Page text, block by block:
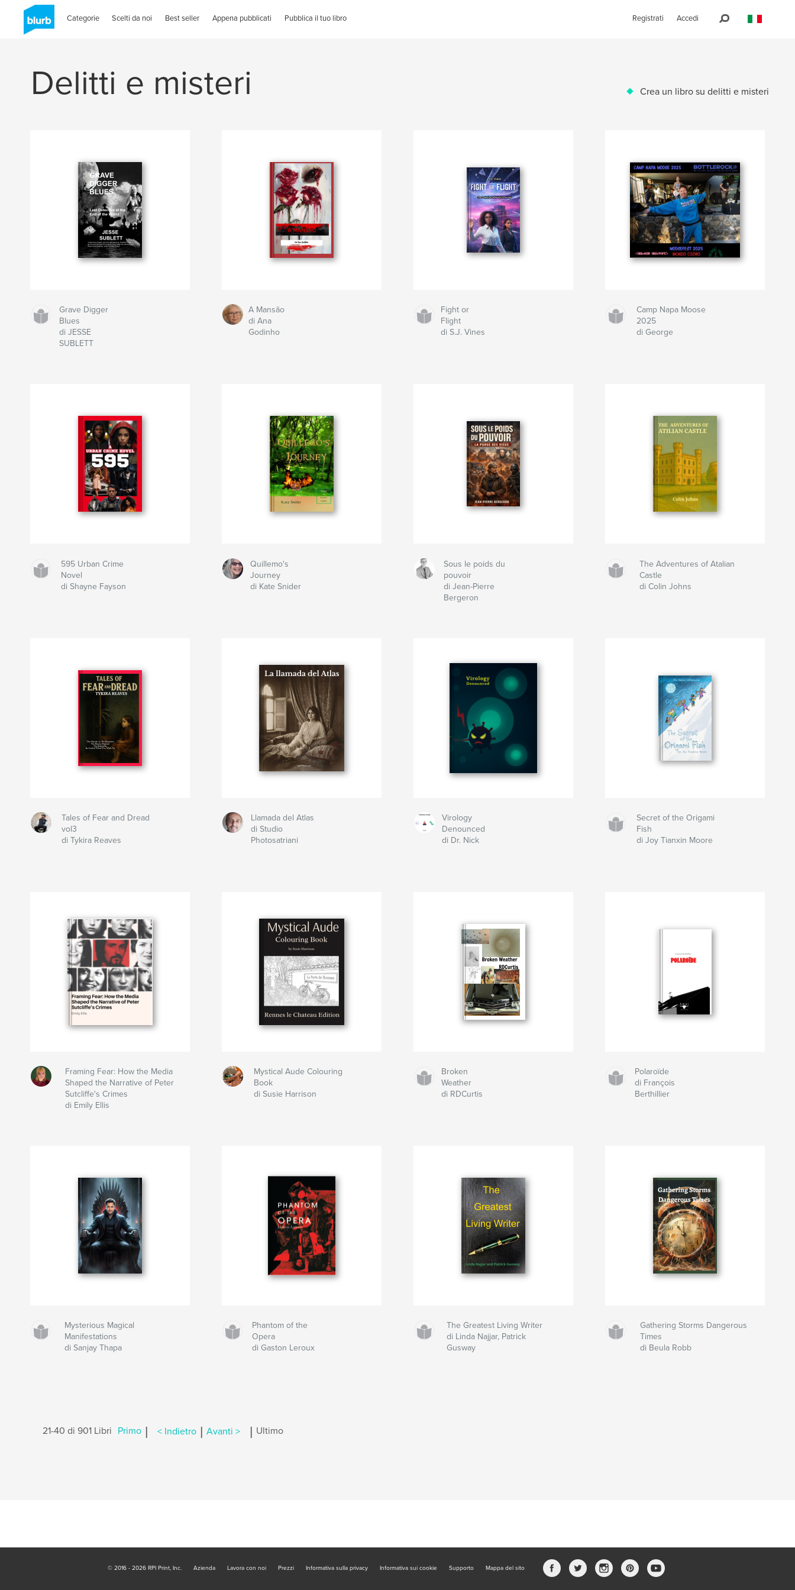
Categorie Scelti da noi Best seller Appena pubblicati Pubblica il tuo libro Registrati Accedi
Delitti e misteri Crea un libro su delitti e misteri
Grave Digger
Blues
di JESSE
SUBLETT
A Mansão
di Ana
Godinho
Fight or
Flight
di S.J. Vines
Camp Napa Moose
2025
di George
595 Urban Crime
Novel
di Shayne Fayson
Quillemo's
Journey
di Kate Snider
Sous le poids du
pouvoir
di Jean-Pierre
Bergeron
The Adventures of Atalian
Castle
di Colin Johns
Tales of Fear and Dread
vol3
di Tykira Reaves
Llamada del Atlas
di Studio
Photosatriani
Virology
Denounced
di Dr. Nick
Secret of the Origami
Fish
di Joy Tianxin Moore
Framing Fear: How the Media
Shaped the Narrative of Peter
Sutcliffe's Crimes
di Emily Ellis
Mystical Aude Colouring
Book
di Susie Harrison
Broken
Weather
di RDCurtis
Polaroïde
di François
Berthillier
Mysterious Magical
Manifestations
di Sanjay Thapa
Phantom of the
Opera
di Gaston Leroux
The Greatest Living Writer
di Linda Najjar, Patrick
Gusway
Gathering Storms Dangerous
Times
di Beula Robb
21-40 di 901 Libri Primo < Indietro Avanti > Ultimo
© 2016 - 2026 RPI Print, Inc. Azienda Lavora con noi Prezzi Informativa sulla privacy Informativa sui cookie Supporto Mappa del sito